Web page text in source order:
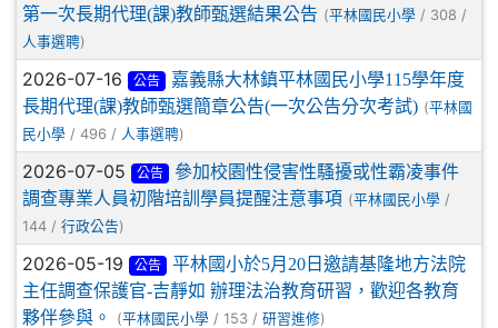
第一次長期代理(課)教師甄選結果公告 (平林國民小學 / 308 /
人事選聘)
2026-07-16 公告
嘉義縣大林鎮平林國民小學115學年度
長期代理(課)教師甄選簡章公告(一次公告分次考試) (平林國
民小學 / 496 / 人事選聘)
2026-07-05 公告
參加校園性侵害性騷擾或性霸凌事件
調查專業人員初階培訓學員提醒注意事項 (平林國民小學 /
144 / 行政公告)
2026-05-19 公告
平林國小於5月20日邀請基隆地方法院
主任調查保護官-吉靜如 辦理法治教育研習，歡迎各教育
夥伴參與。
(平林國民小學 / 153 / 研習進修)